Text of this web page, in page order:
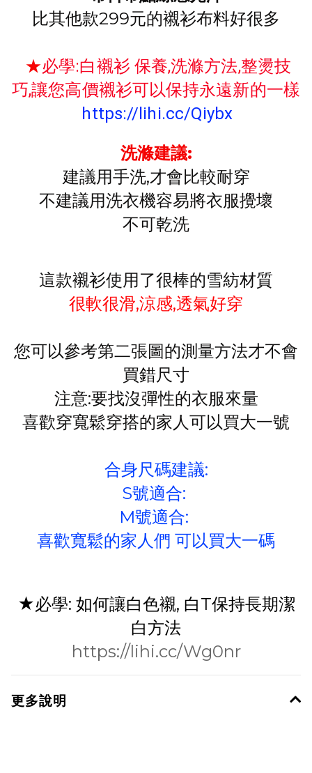
比其他款299元的襯衫布料好很多
★必學:白襯衫 保養,洗滌方法,整燙技
巧,讓您高價襯衫可以保持永遠新的一樣
https://lihi.cc/Qiybx
洗滌建議:
建議用手洗,才會比較耐穿
不建議用洗衣機容易將衣服攪壞
不可乾洗
這款襯衫使用了很棒的雪紡材質
很軟很滑,涼感,透氣好穿
您可以參考第二張圖的測量方法才不會
買錯尺寸
注意:要找沒彈性的衣服來量
喜歡穿寬鬆穿搭的家人可以買大一號
合身尺碼建議:
S號適合:
M號適合:
喜歡寬鬆的家人們 可以買大一碼
★必學: 如何讓白色襯, 白T保持長期潔
白方法
https://lihi.cc/Wg0nr
更多說明